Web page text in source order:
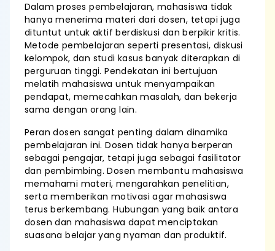
Dalam proses pembelajaran, mahasiswa tidak
hanya menerima materi dari dosen, tetapi juga
dituntut untuk aktif berdiskusi dan berpikir kritis.
Metode pembelajaran seperti presentasi, diskusi
kelompok, dan studi kasus banyak diterapkan di
perguruan tinggi. Pendekatan ini bertujuan
melatih mahasiswa untuk menyampaikan
pendapat, memecahkan masalah, dan bekerja
sama dengan orang lain.
Peran dosen sangat penting dalam dinamika
pembelajaran ini. Dosen tidak hanya berperan
sebagai pengajar, tetapi juga sebagai fasilitator
dan pembimbing. Dosen membantu mahasiswa
memahami materi, mengarahkan penelitian,
serta memberikan motivasi agar mahasiswa
terus berkembang. Hubungan yang baik antara
dosen dan mahasiswa dapat menciptakan
suasana belajar yang nyaman dan produktif.